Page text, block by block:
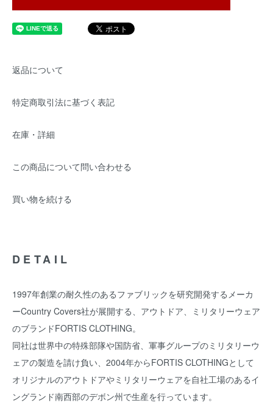
返品について
特定商取引法に基づく表記
在庫・詳細
この商品について問い合わせる
買い物を続ける
DETAIL
1997年創業の耐久性のあるファブリックを研究開発するメーカ
ーCountry Covers社が展開する、アウトドア、ミリタリーウェア
のブランドFORTIS CLOTHING。
同社は世界中の特殊部隊や国防省、軍事グループのミリタリーウ
ェアの製造を請け負い、2004年からFORTIS CLOTHINGとして
オリジナルのアウトドアやミリタリーウェアを自社工場のあるイ
ングランド南西部のデボン州で生産を行っています。